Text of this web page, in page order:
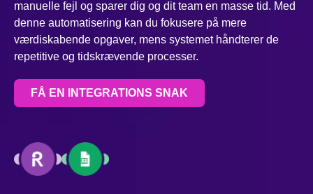
manuelle fejl og sparer dig og dit team en masse tid. Med
denne automatisering kan du fokusere på mere
værdiskabende opgaver, mens systemet håndterer de
repetitive og tidskrævende processer.
FÅ EN INTEGRATIONS SNAK